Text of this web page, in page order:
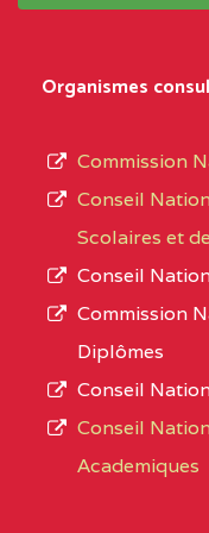
CENTRE
CENTRE
type
L’offre
d’éducation
de
Organismes
Commission
Conseil
Scolaires et
Conseil
Commission
Diplômes
Conseil
Conseil
Academiques